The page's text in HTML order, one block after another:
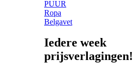
PUUR
Ropa
Belgavet
Iedere week
prijsverlagingen!